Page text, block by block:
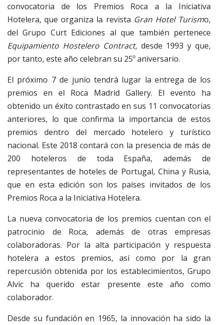
convocatoria de los Premios Roca a la Iniciativa
Hotelera, que organiza la revista Gran Hotel Turismo,
del Grupo Curt Ediciones al que también pertenece
Equipamiento Hostelero Contract,desde 1993 y que,
por tanto, este año celebran su 25º aniversario.
El próximo 7 de junio tendrá lugar la entrega de los
premios en el Roca Madrid Gallery. El evento ha
obtenido un éxito contrastado en sus 11 convocatorias
anteriores, lo que confirma la importancia de estos
premios dentro del mercado hotelero y turístico
nacional. Este 2018 contará con la presencia de más de
200 hoteleros de toda España, además de
representantes de hoteles de Portugal, China y Rusia,
que en esta edición son los países invitados de los
Premios Roca a la Iniciativa Hotelera.
La nueva convocatoria de los premios cuentan con el
patrocinio de Roca, además de otras empresas
colaboradoras. Por la alta participación y respuesta
hotelera a estos premios, así como por la gran
repercusión obtenida por los establecimientos, Grupo
Alvic ha querido estar presente este año como
colaborador.
Desde su fundación en 1965, la innovación ha sido la